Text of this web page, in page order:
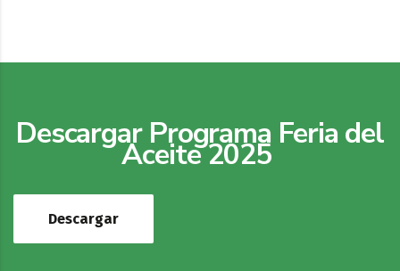
Descargar Programa Feria del
Aceite 2025
Descargar